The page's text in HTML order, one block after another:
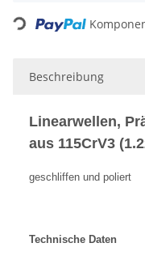
Beschreibung
Linearwellen,
aus 115CrV3
geschliffen und poliert
Technische Daten